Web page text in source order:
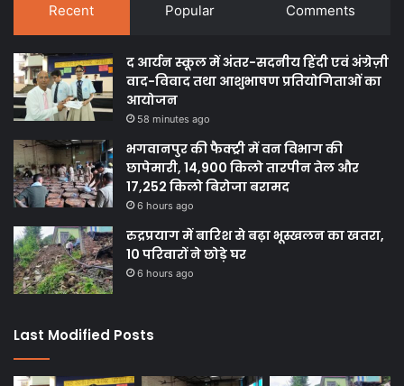
Recent Popular Comments
द आर्यन स्कूल में अंतर-सदनीय हिंदी एवं अंग्रेज़ी
वाद-विवाद तथा आशुभाषण प्रतियोगिताओं का
आयोजन
58 minutes ago
भगवानपुर की फैक्ट्री में वन विभाग की
छापेमारी, 14,900 किलो तारपीन तेल और
17,252 किलो बिरोजा बरामद
6 hours ago
रुद्रप्रयाग में बारिश से बढ़ा भूस्खलन का खतरा,
10 परिवारों ने छोड़े घर
6 hours ago
Last Modified Posts